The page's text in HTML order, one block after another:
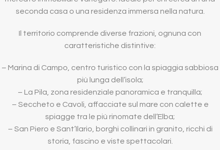
seconda casa o una residenza immersa nella natura.
Il territorio comprende diverse frazioni, ognuna con
caratteristiche distintive:
– Marina di Campo, centro turistico con la spiaggia sabbiosa
più lunga dell’isola;
– La Pila, zona residenziale panoramica e tranquilla;
– Seccheto e Cavoli, affacciate sul mare con calette e
spiagge tra le più rinomate dell’Elba;
– San Piero e Sant’Ilario, borghi collinari in granito, ricchi di
storia, fascino e viste spettacolari.